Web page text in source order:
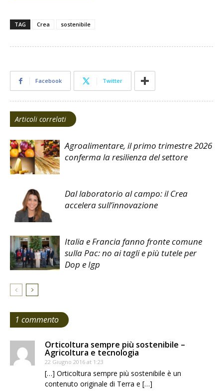
TAG Crea sostenibile
Facebook Twitter
Articoli correlati
Agroalimentare, il primo trimestre 2026
conferma la resilienza del settore
Dal laboratorio al campo: il Crea
accelera sull’innovazione
Italia e Francia fanno fronte comune
sulla Pac: no ai tagli e più tutele per
Dop e Igp
1 commento
Orticoltura sempre più sostenibile –
Agricoltura e tecnologia
22 Giugno 2016 at 1:23
[…] Orticoltura sempre più sostenibile è un
contenuto originale di Terra e […]